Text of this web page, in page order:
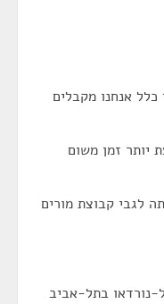
אנחנו מקבלים
יותר זמן משום
לגבי קבוצת מורים
נורדאו בתל-אביב